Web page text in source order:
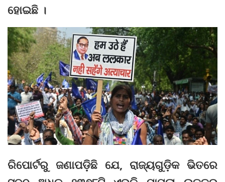
ହୋଇଛି ।
ରିପୋର୍ଟରୁ ଜଣାପଡ଼ିଛି ଯେ, ରାଜ୍ୟଗୁଡ଼ିକ ଭିତରେ